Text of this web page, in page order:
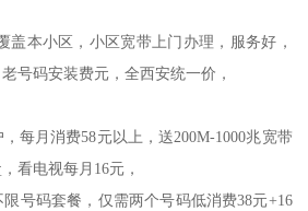
盖本小区，小区宽带上门办理，服务好，
号码安装费元，全西安统一价，
每月消费58元以上，送200M-1000兆宽带
看电视每月16元，
号码套餐，仅需两个号码低消费38元+16